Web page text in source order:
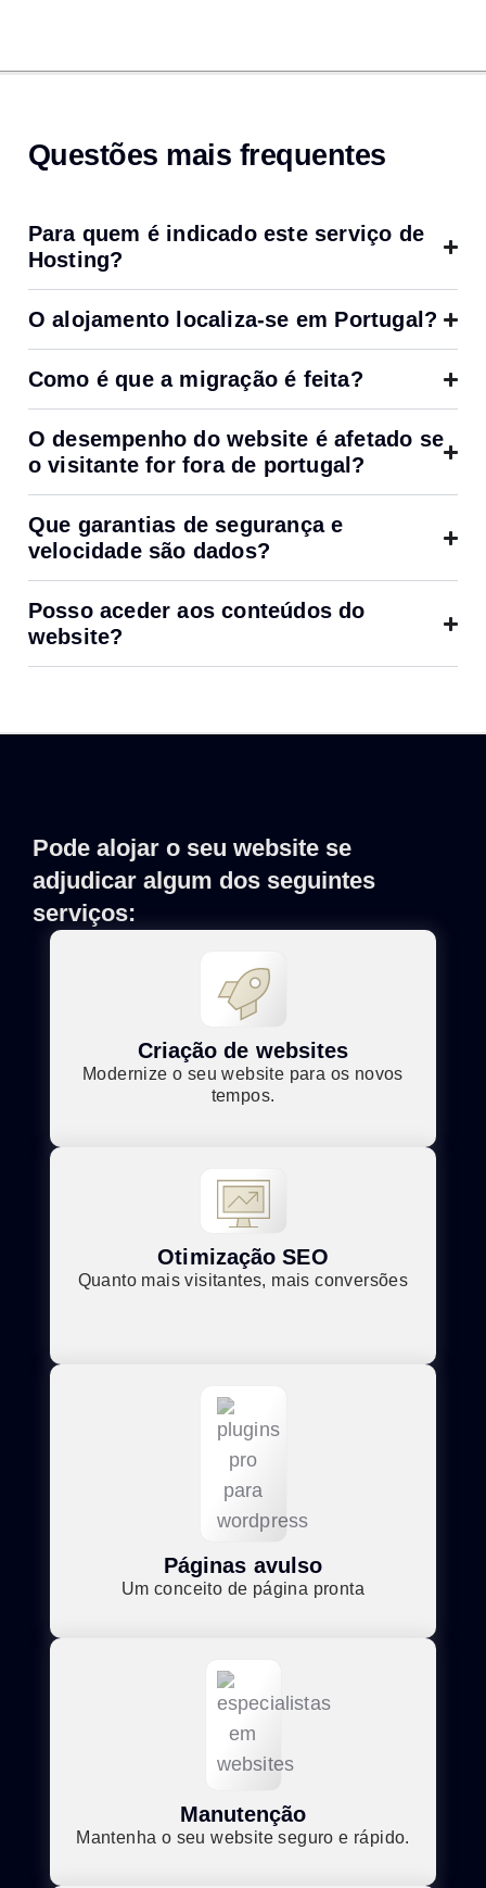
Questões mais frequentes
Para quem é indicado este serviço de
Hosting?
O alojamento localiza-se em Portugal?
Como é que a migração é feita?
O desempenho do website é afetado se
o visitante for fora de portugal?
Que garantias de segurança e
velocidade são dados?
Posso aceder aos conteúdos do
website?
Pode alojar o seu website se
adjudicar algum dos seguintes
serviços:
Criação de websites
Modernize o seu website para os novos
tempos.
Otimização SEO
Quanto mais visitantes, mais conversões
Páginas avulso
Um conceito de página pronta
Manutenção
Mantenha o seu website seguro e rápido.